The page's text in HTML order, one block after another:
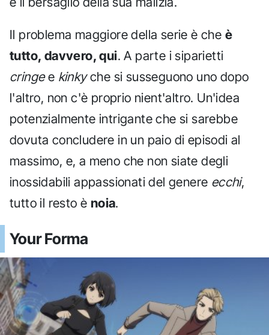
Il problema maggiore della serie è che è
tutto, davvero, qui. A parte i siparietti
cringee kinkyche si susseguono uno dopo
l'altro, non c'è proprio nient'altro. Un'idea
potenzialmente intrigante che si sarebbe
dovuta concludere in un paio di episodi al
massimo, e, a meno che non siate degli
inossidabili appassionati del genere ecchi,
tutto il resto è noia.
Your Forma